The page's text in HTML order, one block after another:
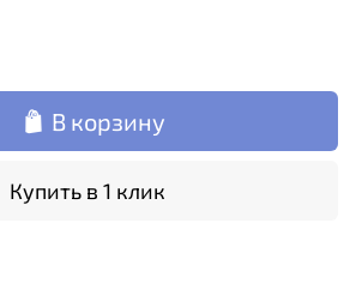
В корзину
Купить в 1 клик